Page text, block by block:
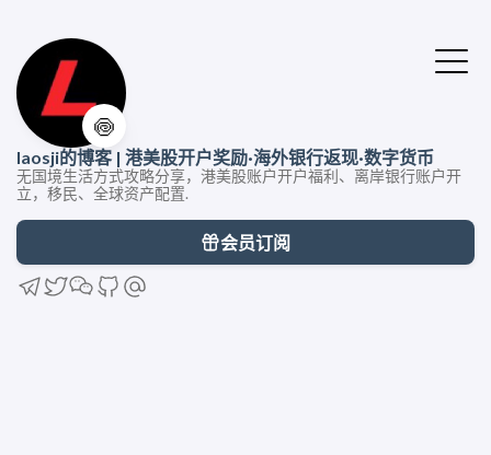
🍥
laosji的博客 | 港美股开户奖励·海外银行返现·数字货币
无国境生活方式攻略分享，港美股账户开户福利、离岸银行账户开
立，移民、全球资产配置.
会员订阅